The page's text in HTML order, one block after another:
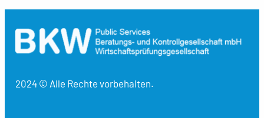
2024 © Alle Rechte vorbehalten.